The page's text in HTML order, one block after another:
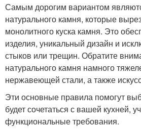
Самым дорогим вариантом
натурального камня, которые
монолитного куска камня. Это
изделия, уникальный дизайн и
стыков или трещин. Обратите
натурального камня намного
нержавеющей стали, а также
Эти основные правила помогут
будет сочетаться с вашей кухней,
функциональные требования.